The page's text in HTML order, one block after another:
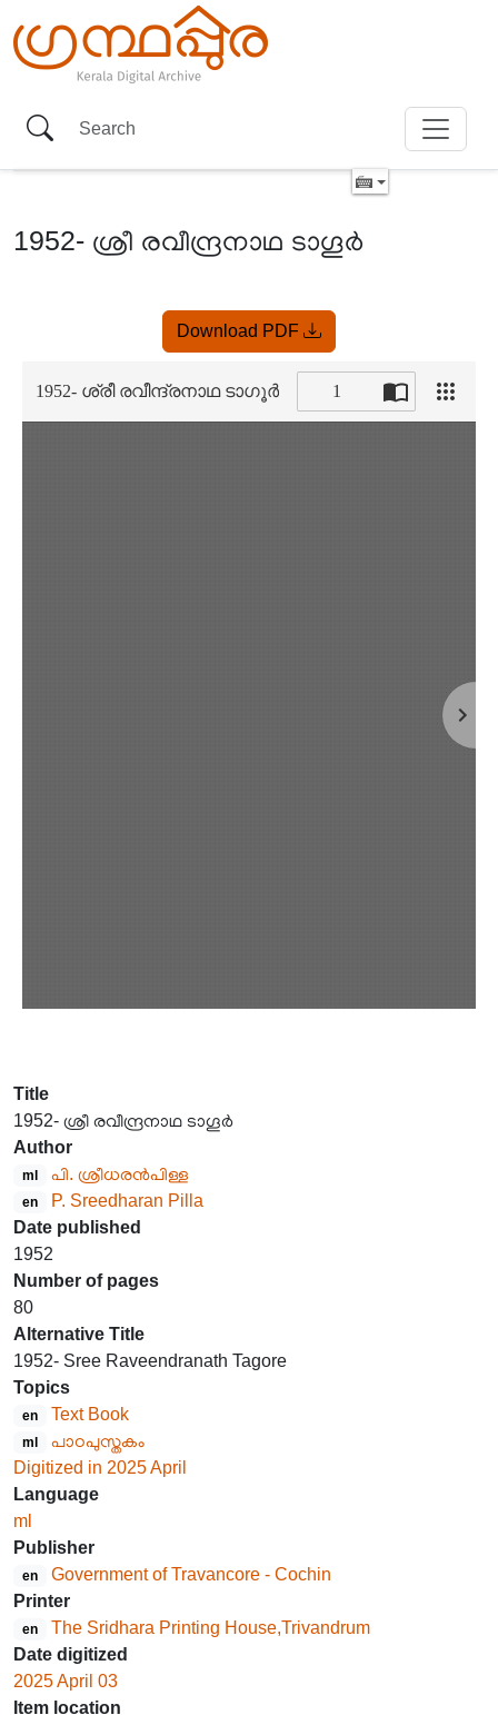
1952- ശ്രീ രവീന്ദ്രനാഥ ടാഗൂർ
Download PDF
Title
1952- ശ്രീ രവീന്ദ്രനാഥ ടാഗൂർ
Author
ml പി. ശ്രീധരൻപിള്ള
en
P. Sreedharan Pilla
Date published
1952
Number of pages
80
Alternative Title
1952- Sree Raveendranath Tagore
Topics
en Text Book
ml
പാഠപുസ്തകം
Digitized in 2025 April
Language
ml
Publisher
en
Government of Travancore - Cochin
Printer
en
The Sridhara Printing House,Trivandrum
Date digitized
2025 April 03
Item location